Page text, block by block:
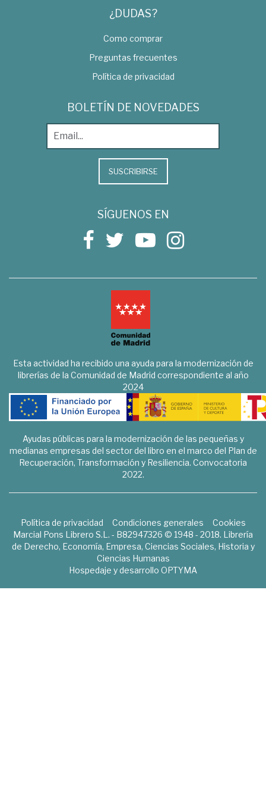
¿DUDAS?
Como comprar
Preguntas frecuentes
Política de privacidad
BOLETÍN DE NOVEDADES
SUSCRIBIRSE
SÍGUENOS EN
Esta actividad ha recibido una ayuda para la modernización de
librerías de la Comunidad de Madrid correspondiente al año
2024
Ayudas públicas para la modernización de las pequeñas y
medianas empresas del sector del libro en el marco del Plan de
Recuperación, Transformación y Resiliencia. Convocatoria
2022.
Política de privacidad Condiciones generales
Cookies
Marcial Pons Librero S.L. - B82947326 © 1948 - 2018. Librería
de Derecho, Economía, Empresa, Ciencias Sociales, Historia y
Ciencias Humanas
Hospedaje y desarrollo OPTYMA